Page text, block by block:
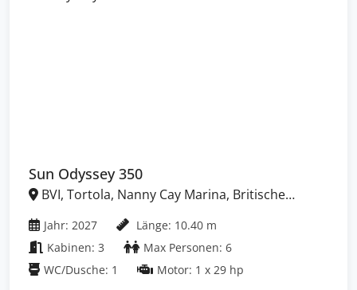
Sun Odyssey 350
Jahr: 2027
Länge: 10.40 m
Kabinen: 3
Max Personen: 6
WC/Dusche: 1
Motor: 1 x 29 hp